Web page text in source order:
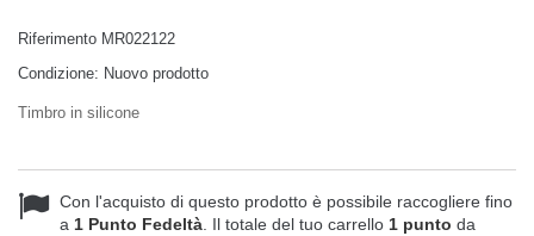
Riferimento MR022122
Condizione: Nuovo prodotto
Timbro in silicone
Con l'acquisto di questo prodotto è possibile raccogliere fino
a 1 Punto Fedeltà . Il totale del tuo carrello 1 punto da